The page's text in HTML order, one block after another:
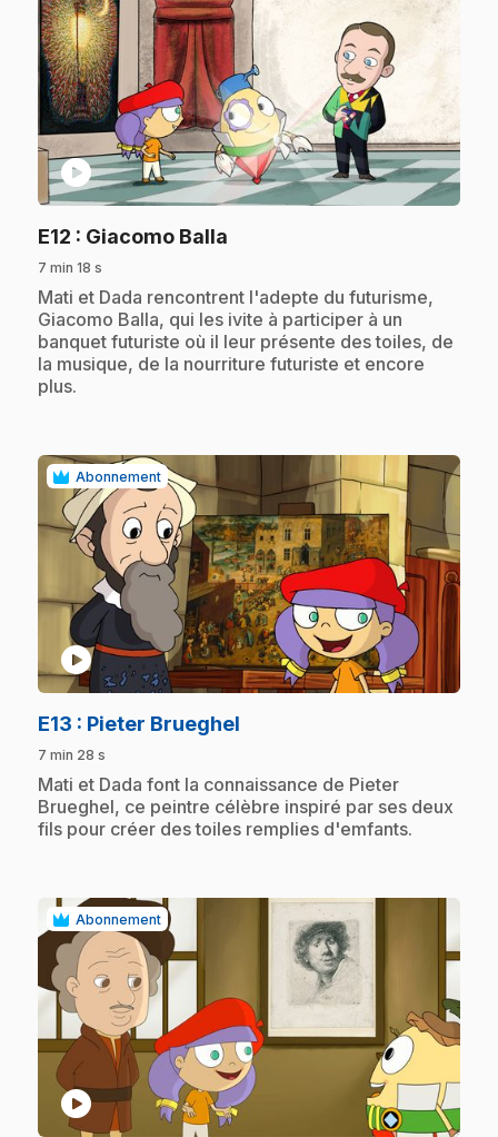
play_circle
E12 : Giacomo Balla
7 min 18 s
.Mati et Dada rencontrent l'adepte du futurisme,
Giacomo Balla, qui les ivite à participer à un
banquet futuriste où il leur présente des toiles, de
la musique, de la nourriture futuriste et encore
plus.
Abonnement
play_circle
E13 : Pieter Brueghel
7 min 28 s
.Mati et Dada font la connaissance de Pieter
Brueghel, ce peintre célèbre inspiré par ses deux
fils pour créer des toiles remplies d'emfants.
Abonnement
play_circle